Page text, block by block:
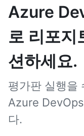
Azure
로 리포지
션하세요.
평가판 실행을
Azure
다.